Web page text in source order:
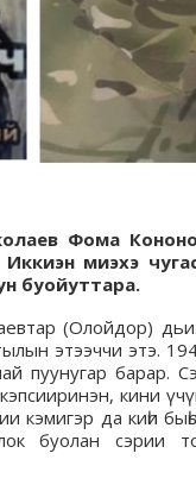
Фома
миэхэ
буойуттара.
(Олойдор)
этээччи этэ.
пуунугар барар.
кини
кэмигэр да киһи
буолан сэрии